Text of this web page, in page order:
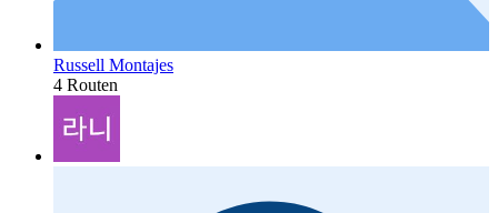
Russell Montajes
4 Routen